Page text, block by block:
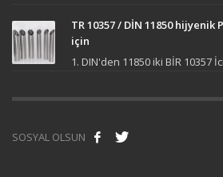
TR 10357 / DİN 11850 hijyenik
için
1. DIN'den 11850 iki BİR 10357
SOSYAL OLSUN